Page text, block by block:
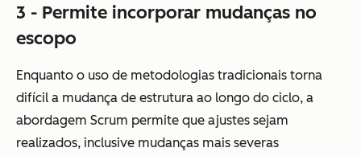
3 - Permite incorporar mudanças no
escopo
Enquanto o uso de metodologias tradicionais torna
difícil a mudança de estrutura ao longo do ciclo, a
abordagem Scrum permite que ajustes sejam
realizados, inclusive mudanças mais severas